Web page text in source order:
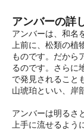
アンバーの詳
アンバーは、和名
上前に、松類の
ものです。だから
るのです。さらに
で発見されること
山琥珀といい、岸
アンバーは明るさ
上手に流せるよ